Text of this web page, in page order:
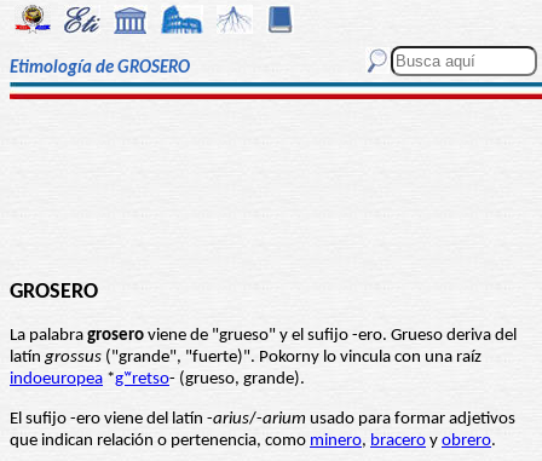
Etimología de GROSERO
GROSERO
La palabra grosero viene de "grueso" y el sufijo -ero. Grueso deriva del
latíngrossus ("grande", "fuerte)". Pokorny lo vincula con una raíz
indoeuropea *gʷretso- (grueso, grande).
El sufijo -ero viene del latín -arius/-arium usado para formar adjetivos
que indican relación o pertenencia, como minero, bracero y obrero.